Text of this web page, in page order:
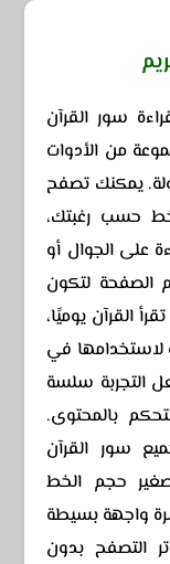
سور القرآن
من الأدوات
يمكنك تصفح
حسب رغبتك،
على الجوال أو
الصفحة لتكون
القرآن يوميًا،
لاستخدامها في
التجربة سلسة
بالمحتوى.
سور القرآن
حجم الخط
واجهة بسيطة
التصفح بدون